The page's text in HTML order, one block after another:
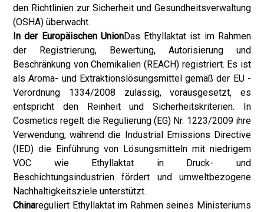
den Richtlinien zur Sicherheit und Gesundheitsverwaltung
(OSHA) überwacht.
In der Europäischen UnionDas Ethyllaktat ist im Rahmen
der Registrierung, Bewertung, Autorisierung und
Beschränkung von Chemikalien (REACH) registriert. Es ist
als Aroma- und Extraktionslösungsmittel gemäß der EU -
Verordnung 1334/2008 zulässig, vorausgesetzt, es
entspricht den Reinheit und Sicherheitskriterien. In
Cosmetics regelt die Regulierung (EG) Nr. 1223/2009 ihre
Verwendung, während die Industrial Emissions Directive
(IED) die Einführung von Lösungsmitteln mit niedrigem
VOC wie Ethyllaktat in Druck- und
Beschichtungsindustrien fördert und umweltbezogene
Nachhaltigkeitsziele unterstützt.
Chinareguliert Ethyllaktat im Rahmen seines Ministeriums